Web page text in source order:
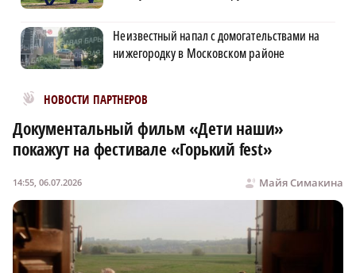
Неизвестный напал с домогательствами на
нижегородку в Московском районе
НОВОСТИ ПАРТНЕРОВ
Новости МирТесен
Документальный фильм «Дети наши»
покажут на фестивале «Горький fest»
Майя Симакина
14:55, 06.07.2026